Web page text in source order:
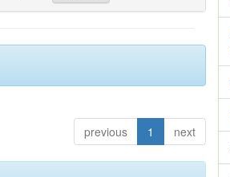
previous 1 next